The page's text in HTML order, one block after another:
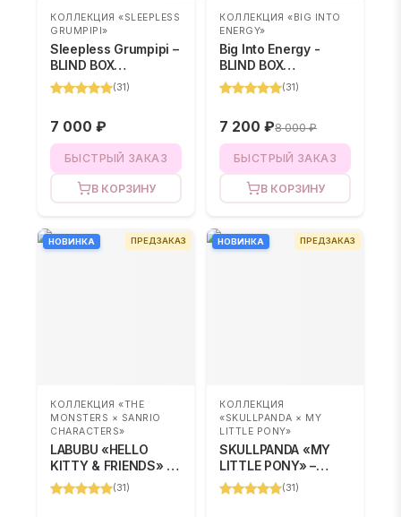
КОЛЛЕКЦИЯ «SLEEPLESS
GRUMPIPI»
Sleepless Grumpipi –
BLIND BOX
(случайный цвет)
(31 )
7 000 ₽
БЫСТРЫЙ ЗАКАЗ
В КОРЗИНУ
КОЛЛЕКЦИЯ «BIG INTO
ENERGY»
Big Into Energy -
BLIND BOX
(случайный цвет)
(31 )
7 200 ₽8 000 ₽
БЫСТРЫЙ ЗАКАЗ
В КОРЗИНУ
ПРЕДЗАКАЗ
НОВИНКА
КОЛЛЕКЦИЯ «THE
MONSTERS × SANRIO
CHARACTERS»
LABUBU «HELLO
KITTY & FRIENDS» –
BLIND BOX
(случайный
(31)
ПРЕДЗАКАЗ
НОВИНКА
КОЛЛЕКЦИЯ
«SKULLPANDA × MY
LITTLE PONY»
SKULLPANDA «MY
LITTLE PONY» –
BLIND BOX
(случайный цвет)
(31)